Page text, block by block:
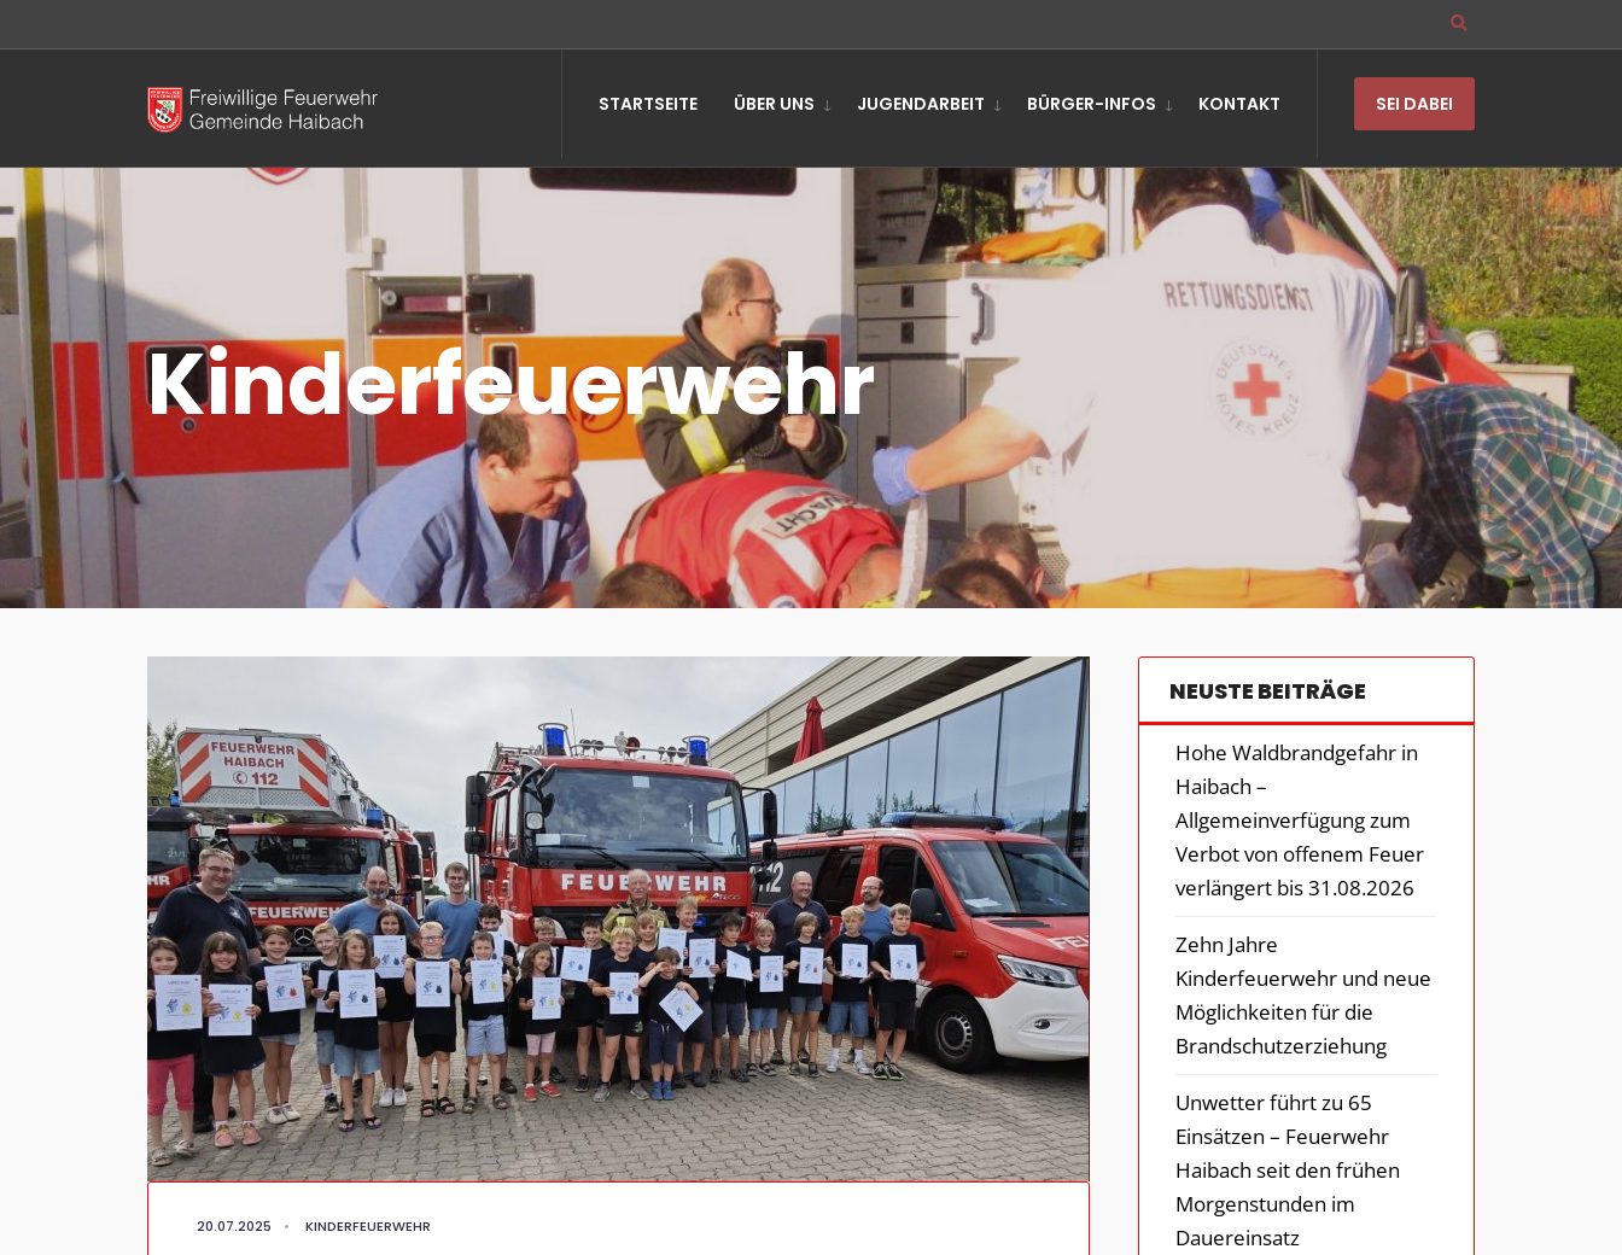
STARTSEITE ÜBER UNS JUGENDARBEIT BÜRGER-INFOS KONTAKT SEI DABEI
Kinderfeuerwehr
20.07.2025 • KINDERFEUERWEHR
NEUSTE BEITRÄGE
Hohe Waldbrandgefahr in
Haibach –
Allgemeinverfügung zum
Verbot von offenem Feuer
verlängert bis 31.08.2026
Zehn Jahre
Kinderfeuerwehr und neue
Möglichkeiten für die
Brandschutzerziehung
Unwetter führt zu 65
Einsätzen – Feuerwehr
Haibach seit den frühen
Morgenstunden im
Dauereinsatz